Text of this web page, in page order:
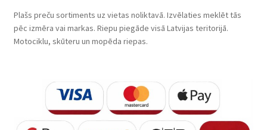
Plašs preču sortiments uz vietas noliktavā. Izvēlaties meklēt tās
pēc izmēra vai markas. Riepu piegāde visā Latvijas teritorijā.
Motociklu, skūteru un mopēda riepas.